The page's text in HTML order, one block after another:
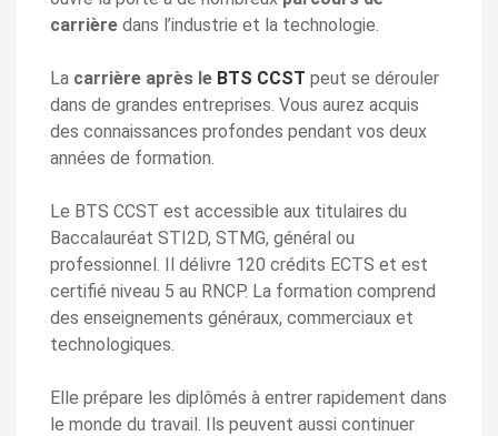
carrière dans l’industrie et la technologie.
La carrière après le BTS CCST peut se dérouler
dans de grandes entreprises. Vous aurez acquis
des connaissances profondes pendant vos deux
années de formation.
Le BTS CCST est accessible aux titulaires du
Baccalauréat STI2D, STMG, général ou
professionnel. Il délivre 120 crédits ECTS et est
certifié niveau 5 au RNCP. La formation comprend
des enseignements généraux, commerciaux et
technologiques.
Elle prépare les diplômés à entrer rapidement dans
le monde du travail. Ils peuvent aussi continuer